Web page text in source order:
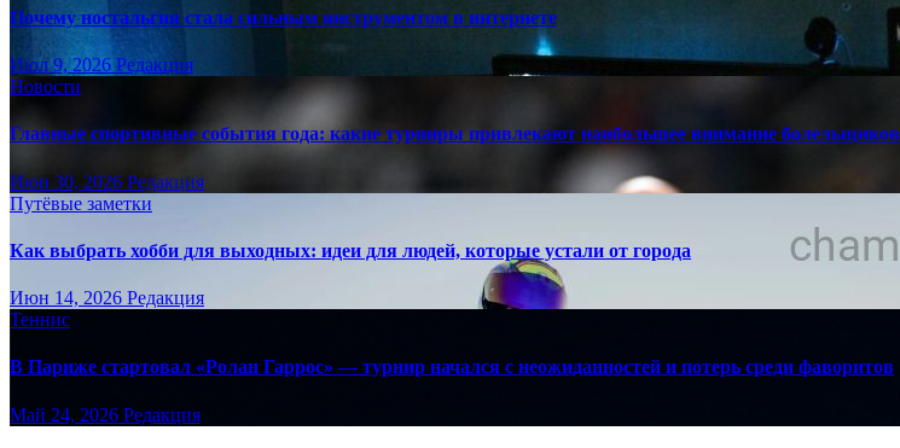
Почему ностальгия стала сильным инструментом в интернете
Июл 9, 2026 Редакция
Новости
Главные спортивные события года: какие турниры привлекают наибольшее внимание болельщиков
Июн 30, 2026 Редакция
Путёвые заметки
Как выбрать хобби для выходных: идеи для людей, которые устали от города
Июн 14, 2026 Редакция
Теннис
В Париже стартовал «Ролан Гаррос» — турнир начался с неожиданностей и потерь среди фаворитов
Май 24, 2026 Редакция